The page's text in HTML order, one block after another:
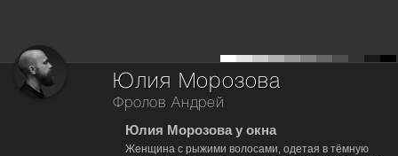
Юлия Морозова
Фролов Андрей
Юлия Морозова у окна
Женщина с рыжими волосами, одетая в тёмную